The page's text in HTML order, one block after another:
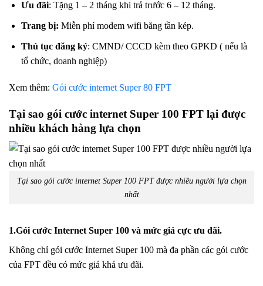
Ưu đãi: Tặng 1 – 2 tháng khi trả trước 6 – 12 tháng.
Trang bị: Miễn phí modem wifi băng tần kép.
Thủ tục đăng ký: CMND/ CCCD kèm theo GPKD ( nếu là
tổ chức, doanh nghiệp)
Xem thêm: Gói cước internet Super 80 FPT
Tại sao gói cước internet Super 100 FPT lại được
nhiều khách hàng lựa chọn
Tại sao gói cước internet Super 100 FPT được nhiều người lựa chọn
nhất
1.Gói cước Internet Super 100 và mức giá cực ưu đãi.
Không chỉ gói cước Internet Super 100 mà đa phần các gói cước
của FPT đều có mức giá khá ưu đãi.